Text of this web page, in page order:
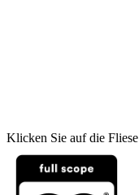
Klicken Sie auf die